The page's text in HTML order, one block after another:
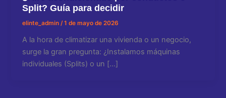
Split? Guía para decidir
elinte_admin /1 de mayo de 2026
A la hora de climatizar una vivienda o un negocio,
surge la gran pregunta: ¿Instalamos máquinas
individuales (Splits) o un […]